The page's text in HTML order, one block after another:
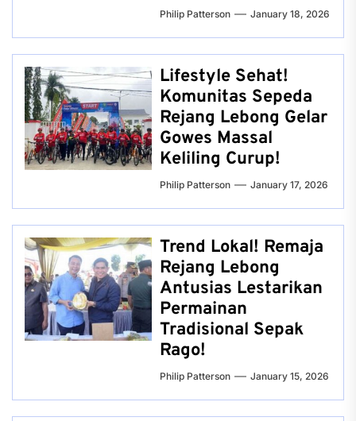
Philip Patterson January 18, 2026
Lifestyle Sehat!
Komunitas Sepeda
Rejang Lebong Gelar
Gowes Massal
Keliling Curup!
Philip Patterson January 17, 2026
Trend Lokal! Remaja
Rejang Lebong
Antusias Lestarikan
Permainan
Tradisional Sepak
Rago!
Philip Patterson January 15, 2026